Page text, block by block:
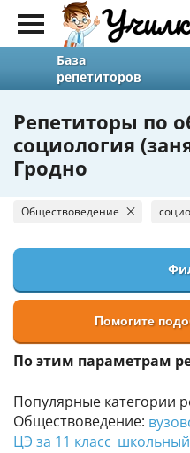
База
репетиторов
Репетиторы по
социология
Гродно
Популярные категории
Обществоведение:
ЦЭ за 11 класс школьный
Обществоведение
Помогите
По этим параметрам